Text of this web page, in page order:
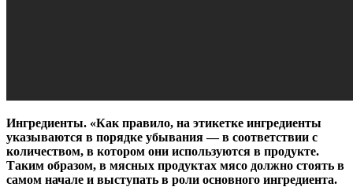
Ингредиенты. «Как правило, на этикетке ингредиенты
указываются в порядке убывания — в соответствии с
количеством, в котором они используются в продукте.
Таким образом, в мясных продуктах мясо должно стоять в
самом начале и выступать в роли основного ингредиента.